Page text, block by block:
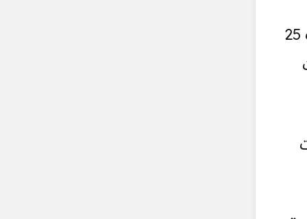
وساق التقرير بهذا الخصوص عدداً من الامثلة حيث ذكر ان عمليات الاعتداء والنهب طالت 25